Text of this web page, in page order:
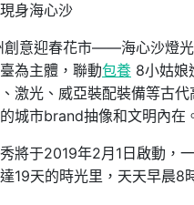
身海心沙
意迎春花市——海心沙燈光
為主體，聯動包養 8小姑娘
激光、威亞裝配裝備等古
城市brand抽像和文明內在
將于2019年2月1日啟動，
19天的時光里，天天早晨